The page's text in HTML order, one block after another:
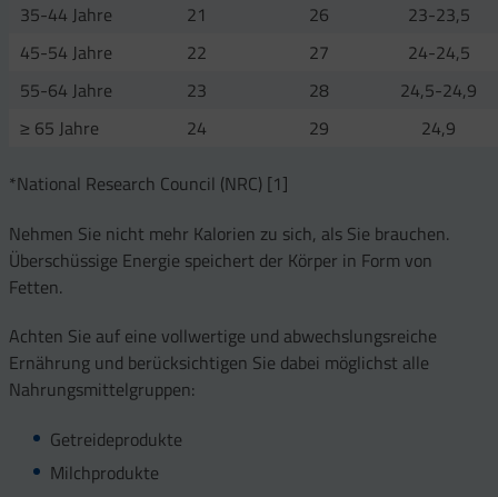
35-44 Jahre
21 26
23-23,5
45-54 Jahre
22 27
24-24,5
55-64 Jahre
23 28
24,5-24,9
≥ 65 Jahre
24 29 24,9
*National Research Council (NRC) [1]
Nehmen Sie nicht mehr Kalorien zu sich, als Sie brauchen.
Überschüssige Energie speichert der Körper in Form von
Fetten.
Achten Sie auf eine vollwertige und abwechslungsreiche
Ernährung und berücksichtigen Sie dabei möglichst alle
Nahrungsmittelgruppen:
Getreideprodukte
Milchprodukte